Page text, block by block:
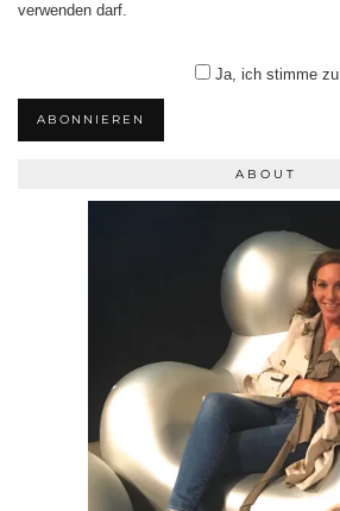
verwenden darf.
Ja, ich stimme zu
ABONNIEREN
ABOUT